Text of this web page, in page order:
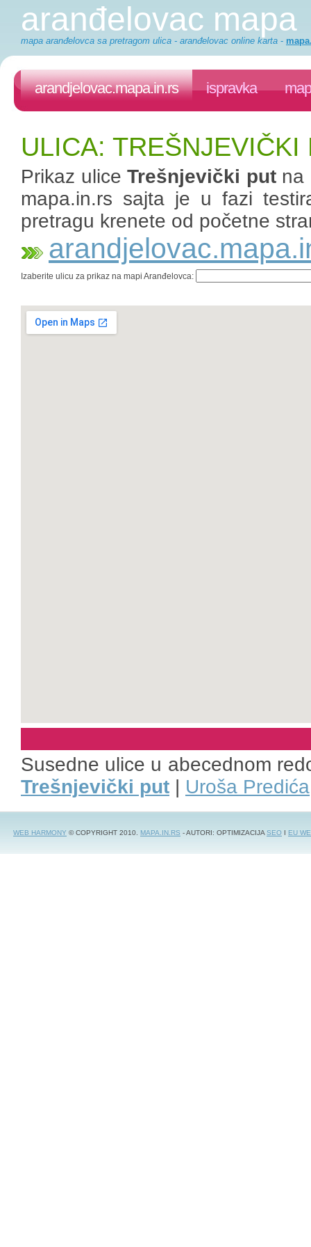
aranđelovac mapa
mapa aranđelovca sa pretragom ulica - aranđelovac online karta -
arandjelovac.mapa.in.rs ispravka
ULICA:
Prikaz uliceTrešnjevički putna
mapa.in.rs sajta je u fazi
pretragu krenete od početne
Izaberite ulicu za prikaz na mapi Aranđelovca:
Susedne ulice u abecednom
Trešnjevički put | Uroša Predića
WEB HARMONY © COPYRIGHT 2010. MAPA.IN.RS - AUTORI: OPTIMIZACIJA SEO I EU